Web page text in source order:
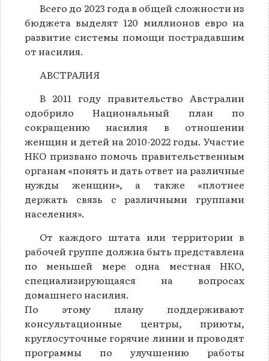
Всего до 2023 года в общей сложности из
бюджета выделят 120 миллионов евро на
развитие системы помощи пострадавшим
от насилия.
АВСТРАЛИЯ
В 2011 году правительство Австралии
одобрило Национальный план по
сокращению насилия в отношении
женщин и детей на 2010-2022 годы. Участие
НКО призвано помочь правительственным
органам «понять и дать ответ на различные
нужды женщин», а также «плотнее
держать связь с различными группами
населения».
От каждого штата или территории в
рабочей группе должна быть представлена
по меньшей мере одна местная НКО,
специализирующаяся на вопросах
домашнего насилия.
По этому плану поддерживают
консультационные центры, приюты,
круглосуточные горячие линии и проводят
программы по улучшению работы